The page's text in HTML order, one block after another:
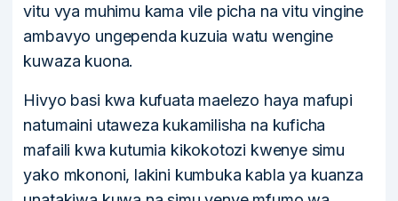
vitu vya muhimu kama vile picha na vitu vingine
ambavyo ungependa kuzuia watu wengine
kuwaza kuona.
Hivyo basi kwa kufuata maelezo haya mafupi
natumaini utaweza kukamilisha na kuficha
mafaili kwa kutumia kikokotozi kwenye simu
yako mkononi, lakini kumbuka kabla ya kuanza